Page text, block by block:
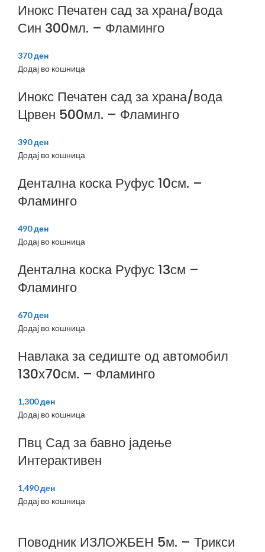
Инокс Печатен сад за храна/вода
Син 300мл. – Фламинго
370ден
Додај во кошница
Инокс Печатен сад за храна/вода
Црвен 500мл. – Фламинго
390ден
Додај во кошница
Дентална коска Руфус 10см. –
Фламинго
490ден
Додај во кошница
Дентална коска Руфус 13см –
Фламинго
670ден
Додај во кошница
Навлака за седиште од автомобил
130х70см. – Фламинго
1,300ден
Додај во кошница
Пвц Сад за бавно јадење
Интерактивен
1,490ден
Додај во кошница
Поводник ИЗЛОЖБЕН 5м. – Трикси